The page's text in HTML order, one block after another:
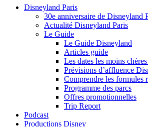
Disneyland Paris
30e anniversaire de Disneyland
Actualité Disneyland Paris
Le Guide
Le Guide Disneyland
Articles guide
Les dates les moins
Prévisions d’affluence
Comprendre les formules
Programme des parcs
Offres promotionnelles
Trip Report
Podcast
Productions Disney